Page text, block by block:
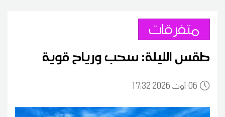
متفرقات
طقس الليلة: سحب ورياح قوية
0617:32 2026 أوت